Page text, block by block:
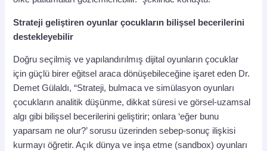
Strateji geliştiren oyunlar çocukların bilişsel becerilerini
destekleyebilir
Doğru seçilmiş ve yapılandırılmış dijital oyunların çocuklar
için güçlü birer eğitsel araca dönüşebileceğine işaret eden Dr.
Demet Gülaldı, “Strateji, bulmaca ve simülasyon oyunları
çocukların analitik düşünme, dikkat süresi ve görsel-uzamsal
algı gibi bilişsel becerilerini geliştirir; onlara ‘eğer bunu
yaparsam ne olur?’ sorusu üzerinden sebep-sonuç ilişkisi
kurmayı öğretir. Açık dünya ve inşa etme (sandbox) oyunları